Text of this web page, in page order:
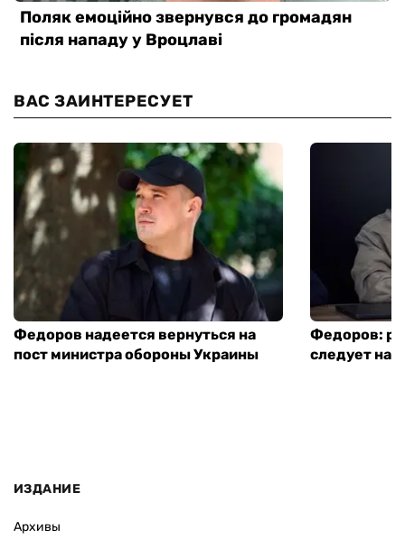
ВАС ЗАИНТЕРЕСУЕТ
Федоров надеется вернуться на
пост министра обороны Украины
Федоров:
следует
ИЗДАНИЕ
Архивы